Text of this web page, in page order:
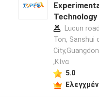
Lucun
Ton, Sanshui
,Κίνα
5.0